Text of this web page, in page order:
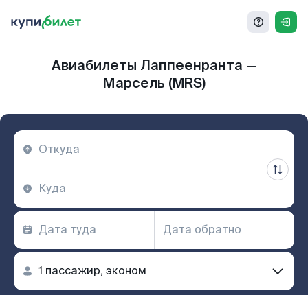
Авиабилеты Лаппеенранта —
Марсель (MRS)